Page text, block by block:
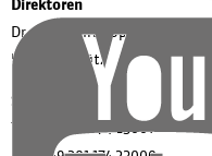
Direktoren
Dr. Hans-Christoph Heuer
Dr. Dag Schütz
Sekretariat
Tel.: +49 201 174-23001